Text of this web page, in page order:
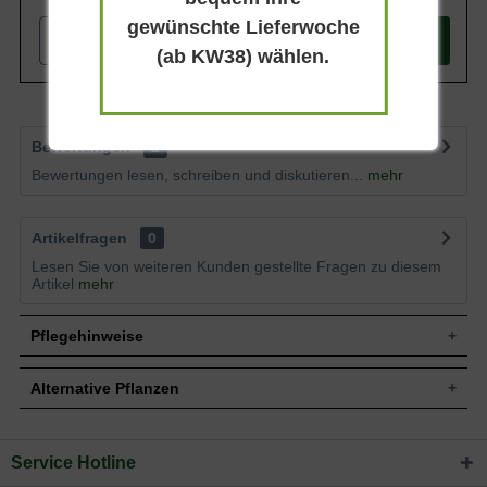
+
Bewertungen
2
Bewertungen lesen, schreiben und diskutieren...
mehr
Artikelfragen
0
Lesen Sie von weiteren Kunden gestellte Fragen zu diesem
Artikel mehr
Pflegehinweise
Pflanz- und Pflegetipps Thymus citriodorus
Alternative Pflanzen
Sie suchen eine Alternative?
gewünschte Lieferwoche
(ab KW38) wählen.
Service Hotline